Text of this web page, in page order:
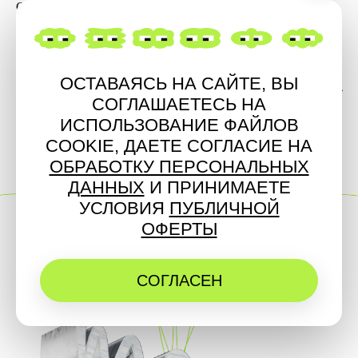
Самокат
ИСКУССТВО МУЗЫКА
ОСТАВАЯСЬ НА САЙТЕ, ВЫ
СОГЛАШАЕТЕСЬ НА
ИСПОЛЬЗОВАНИЕ ФАЙЛОВ
COOKIE, ДАЕТЕ СОГЛАСИЕ НА
ОБРАБОТКУ ПЕРСОНАЛЬНЫХ
ДАННЫХ И ПРИНИМАЕТЕ
УСЛОВИЯ ПУБЛИЧНОЙ
ОФЕРТЫ
СОГЛАСЕН